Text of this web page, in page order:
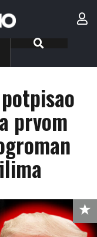
prvom